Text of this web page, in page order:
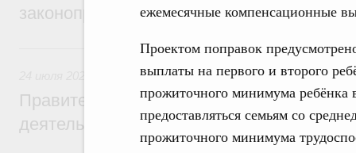
ежемесячные компенсационные
Проектом поправок
выплаты на первого и второго
прожиточного минимума ребёнка
предоставляться семьям со
прожиточного минимума
законопроектной деятельности
24 июля 2023, понедельник
Правовые вопросы работы Правительства
Правительство повышает качество
деятельности